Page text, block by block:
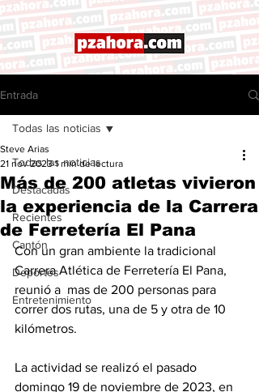
Entrada
Todas las noticias
Destacadas
Recientes
Cantón
Deportes
Entretenimiento
Todas las noticias
Más de 200 atletas vivieron
la experiencia de la Carrera
de Ferretería El Pana
Steve Arias
21 nov 2023 1 min de lectura
Con un gran ambiente la tradicional
Carrera Atlética de Ferretería El Pana,
reunió a  mas de 200 personas para
correr dos rutas, una de 5 y otra de 10
kilómetros.
La actividad se realizó el pasado
domingo 19 de noviembre de 2023, en